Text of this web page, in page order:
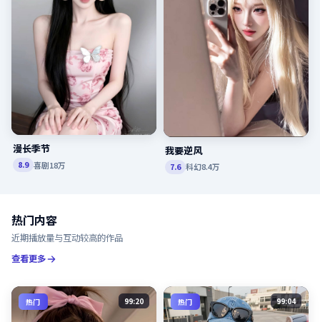
漫长季节
8.9 喜剧18万
我要逆风
7.6 科幻8.4万
热门内容
近期播放量与互动较高的作品
查看更多
热门 99:20 热门 99:04